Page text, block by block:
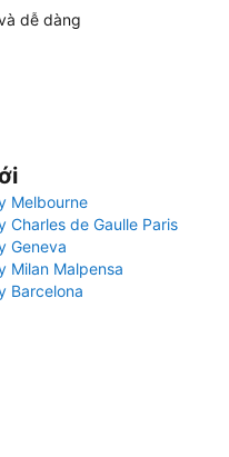
dễ dàng
Melbourne
Charles de Gaulle Paris
Geneva
Milan Malpensa
Barcelona